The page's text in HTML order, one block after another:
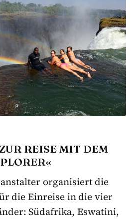
REISE MIT DEM
organisiert die
die Einreise in die vier
Südafrika, Eswatini,